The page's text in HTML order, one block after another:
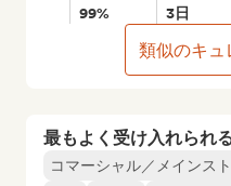
最もよく受け入れられ
コマーシャル／メインス
99% 3日
類似のキュ